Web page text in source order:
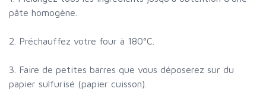
pâte homogène.
2. Préchauffez votre four à 180°C.
3. Faire de petites barres que vous déposerez sur du
papier sulfurisé (papier cuisson).